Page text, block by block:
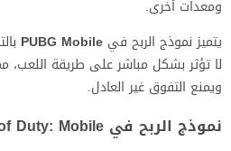
ومعدات أخرى.
يتميز نموذج الربح في PUBG Mobile
لا تؤثر بشكل مباشر على طريقة اللعب،
ويمنع التفوق غير العادل.
نموذج الربح في Call of Duty: Mobile